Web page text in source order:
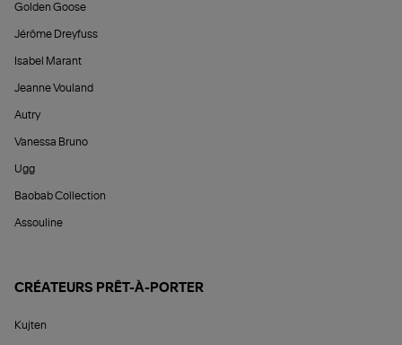
Golden Goose
Jérôme Dreyfuss
Isabel Marant
Jeanne Vouland
Autry
Vanessa Bruno
Ugg
Baobab Collection
Assouline
CRÉATEURS PRÊT-À-PORTER
Kujten